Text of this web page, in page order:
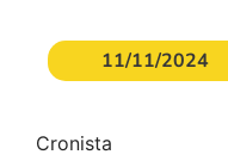
11/11/2024
Cronista